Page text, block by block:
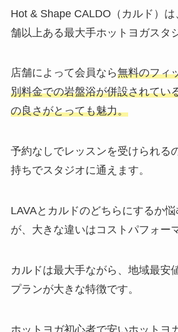
Hot & Shape CALDO（カルド）
舗以上ある最大手ホットヨガスタ
店舗によって会員なら無料のフィ
別料金での岩盤浴が併設されてい
の良さがとっても魅力。
予約なしでレッスンを受けられる
持ちでスタジオに通えます。
LAVAとカルドのどちらにするか
が、大きな違いはコストパフォー
カルドは最大手ながら、地域最安
プランが大きな特徴です。
ホットヨガ初心者で安いホットヨ